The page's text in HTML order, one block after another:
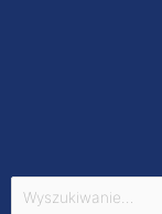
Szukaj
dla: